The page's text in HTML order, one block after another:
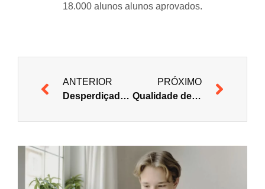
18.000 alunos alunos aprovados.
ANTERIOR
Desperdiçadores de Tempo
PRÓXIMO
Qualidade de Vida